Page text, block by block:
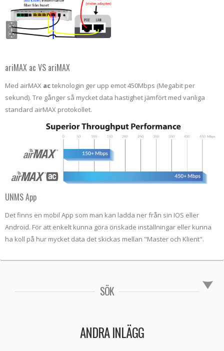
ariMAX ac VS ariMAX
Med airMAX acteknologin ger upp emot 450Mbps (Megabit per
sekund). Tre gånger så mycket data hastighet jämfört med vanliga
standard airMAX protokollet.
UNMS App
Det finns en mobil App som man kan ladda ner från sin IOS eller
Android. För att enkelt kunna göra önskade inställningar eller kunna
ha koll på hur mycket data det skickas mellan "Master och Klient".
SÖK
ANDRA INLÄGG